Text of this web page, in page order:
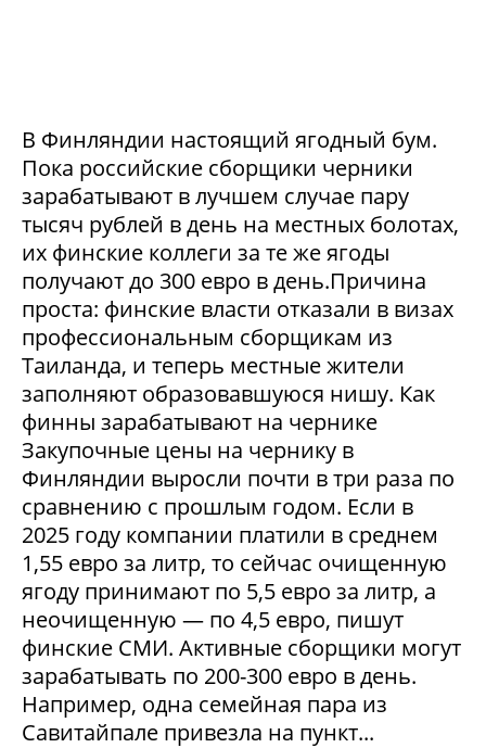
В Финляндии настоящий ягодный бум.
Пока российские сборщики черники
зарабатывают в лучшем случае пару
тысяч рублей в день на местных болотах,
их финские коллеги за те же ягоды
получают до 300 евро в день.Причина
проста: финские власти отказали в визах
профессиональным сборщикам из
Таиланда, и теперь местные жители
заполняют образовавшуюся нишу. Как
финны зарабатывают на чернике
Закупочные цены на чернику в
Финляндии выросли почти в три раза по
сравнению с прошлым годом. Если в
2025 году компании платили в среднем
1,55 евро за литр, то сейчас очищенную
ягоду принимают по 5,5 евро за литр, а
неочищенную — по 4,5 евро, пишут
финские СМИ. Активные сборщики могут
зарабатывать по 200-300 евро в день.
Например, одна семейная пара из
Савитайпале привезла на пункт...